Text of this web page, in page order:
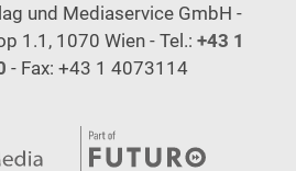
und Mediaservice GmbH -
1.1, 1070 Wien - Tel.: +43 1
- Fax: +43 1 4073114